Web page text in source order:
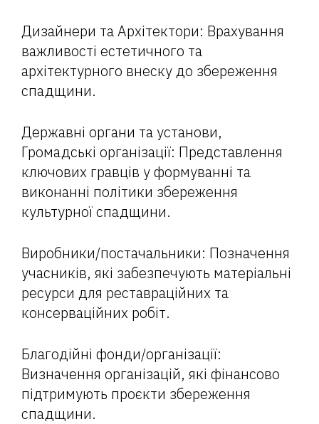
Дизайнери та Архітектори: Врахування
важливості естетичного та
архітектурного внеску до збереження
спадщини.
Державні органи та установи,
Громадські організації: Представлення
ключових гравців у формуванні та
виконанні політики збереження
культурної спадщини.
Виробники/постачальники: Позначення
учасників, які забезпечують матеріальні
ресурси для реставраційних та
консерваційних робіт.
Благодійні фонди/організації:
Визначення організацій, які фінансово
підтримують проєкти збереження
спадщини.